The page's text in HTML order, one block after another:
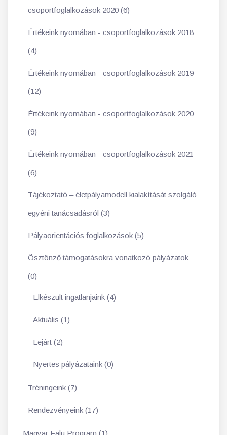
csoportfoglalkozások 2020 (6)
Értékeink nyomában - csoportfoglalkozások 2018
(4)
Értékeink nyomában - csoportfoglalkozások 2019
(12)
Értékeink nyomában - csoportfoglalkozások 2020
(9)
Értékeink nyomában - csoportfoglalkozások 2021
(6)
Tájékoztató – életpályamodell kialakítását szolgáló
egyéni tanácsadásról (3)
Pályaorientációs foglalkozások (5)
Ösztönző támogatásokra vonatkozó pályázatok
(0)
Elkészült ingatlanjaink (4)
Aktuális (1)
Lejárt (2)
Nyertes pályázataink (0)
Tréningeink (7)
Rendezvényeink (17)
Magyar Falu Program (1)